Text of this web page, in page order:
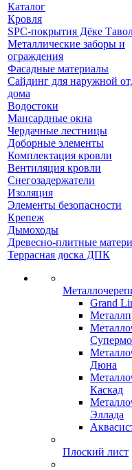
Каталог
Кровля
SPC-покрытия Дёке
Металлические заборы и
ограждения
Фасадные материалы
Сайдинг для наружной
дома
Водостоки
Мансардные окна
Чердачные лестницы
Доборные элементы
Комплектация кровли
Вентиляция кровли
Снегозадержатели
Изоляция
Элементы безопасности
Крепеж
Дымоходы
Древесно-плитные
Террасная доска ДПК
Grand
Дюна
Каскад
Эллада
Плоский лист